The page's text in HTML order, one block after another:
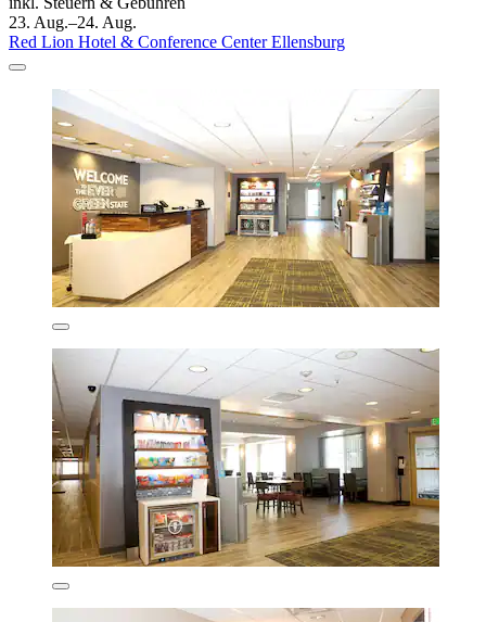
23. Aug.–24. Aug.
Red Lion Hotel & Conference Center Ellensburg